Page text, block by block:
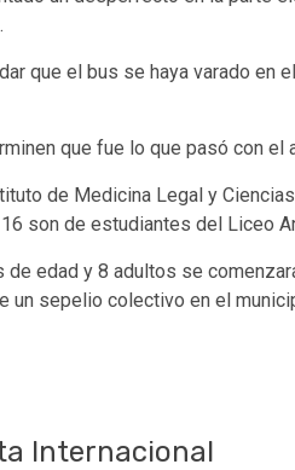
que el bus se haya varado
que fue lo que pasó con el
de Medicina Legal y
son de estudiantes del Liceo
edad y 8 adultos se
un sepelio colectivo en el
Internacional